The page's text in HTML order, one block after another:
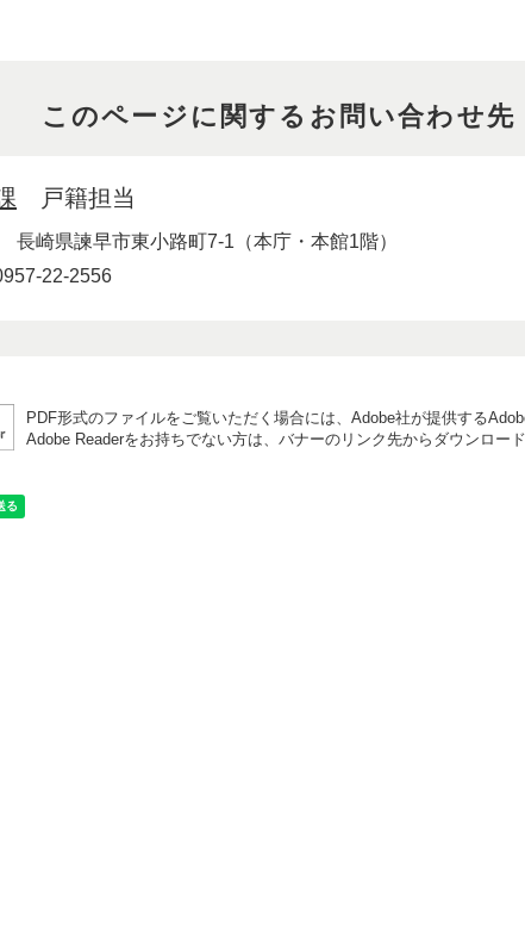
このページに関するお問い合わせ先
戸籍担当
長崎県諫早市東小路町7-1（本庁・本館1階）
22-2556
PDF形式のファイルをご覧いただく場合には、Adobe社が提供する
Adobe Readerをお持ちでない方は、バナーのリンク先からダウンロー